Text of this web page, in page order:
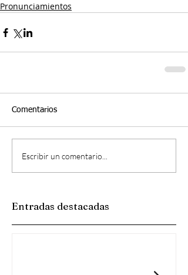
Pronunciamientos
Comentarios
Escribir un comentario...
Entradas destacadas